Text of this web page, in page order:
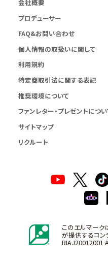
会社概要
プロデューサー
FAQ&お問い合わせ
個人情報の取扱いに関して
利用規約
特定商取引法に関する表記
推奨環境について
ファンレター・プレゼントについ
サイトマップ
リクルート
このエルマーク
が提供するコン
RIAJ20012001